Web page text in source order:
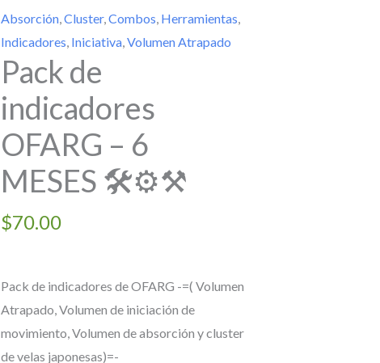
Absorción,Cluster,Combos, Herramientas,
Indicadores, Iniciativa,Volumen Atrapado
Pack de
indicadores
OFARG – 6
MESES 🛠⚙⚒
$70.00
Pack de indicadores de OFARG -=( Volumen
Atrapado, Volumen de iniciación de
movimiento, Volumen de absorción y cluster
de velas japonesas)=-